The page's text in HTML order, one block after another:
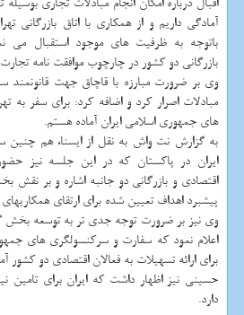
آمادگی داریم و از همكاری با اتاق بازرگانی
باتوجه به ظرفیت های موجود استقبال می
بازرگانی دو كشور در چارچوب موافقت نامه
وی بر ضرورت مبارزه با قاچاق جهت قانونمند
مبادلات اصرار كرد و اضافه كرد: برای سفر به
های جمهوری اسلامی ایران آماده هستم.
به گزارش نت واش به نقل از ایسنا، هم
ایران در پاكستان كه در این جلسه نیز
اقتصادی و بازرگانی دو جانبه اشاره و بر
پیشبرد اهداف تعیین شده برای ارتقای
وی نیز بر ضرورت توجه جدی تر به توسعه بخش
اعلام نمود كه سفارت و سركنسولگری های
برای ارائه تسهیلات به فعالان اقتصادی دو كشور
حسینی نیز اظهار داشت كه ایران برای تامین
دارد.